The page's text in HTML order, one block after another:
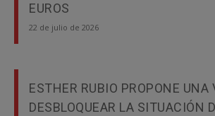
EUROS
22 de julio de 2026
ESTHER RUBIO PROPONE UNA
DESBLOQUEAR LA SITUACIÓN